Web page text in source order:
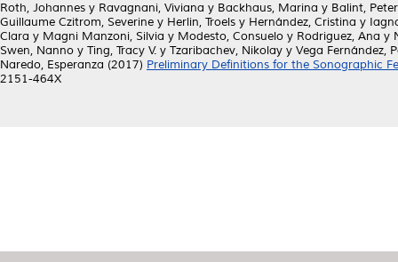
Roth, Johannes y Ravagnani, Viviana y Backhaus, Marina y Balint, Peter
Guillaume Czitrom, Severine y Herlin, Troels y Hernández, Cristina y
Clara y Magni Manzoni, Silvia y Modesto, Consuelo y Rodriguez, Ana y
Swen, Nanno y Ting, Tracy V. y Tzaribachev, Nikolay y Vega Fernández,
Naredo, Esperanza (2017) Preliminary Definitions for the Sonographic
2151-464X